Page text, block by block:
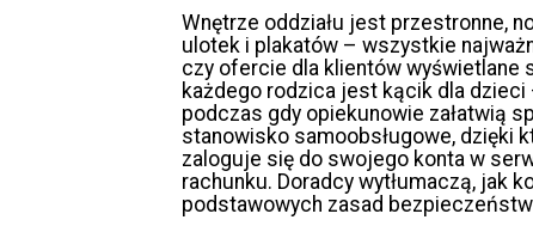
Wnętrze oddziału jest przestronne,
ulotek i plakatów – wszystkie
czy ofercie dla klientów wyświetlane
każdego rodzica jest kącik dla
podczas gdy opiekunowie załatwią
stanowisko samoobsługowe, dzięki
zaloguje się do swojego konta w
rachunku. Doradcy wytłumaczą, jak
podstawowych zasad